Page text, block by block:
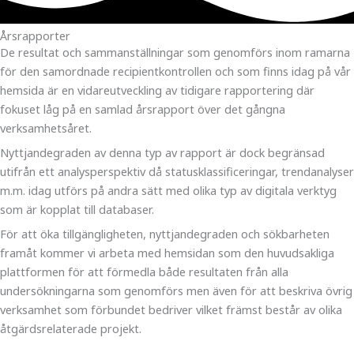
Årsrapporter
De resultat och sammanställningar som genomförs inom ramarna
för den samordnade recipientkontrollen och som finns idag på vår
hemsida är en vidareutveckling av tidigare rapportering där
fokuset låg på en samlad årsrapport över det gångna
verksamhetsåret.
Nyttjandegraden av denna typ av rapport är dock begränsad
utifrån ett analysperspektiv då statusklassificeringar, trendanalyser
m.m. idag utförs på andra sätt med olika typ av digitala verktyg
som är kopplat till databaser.
För att öka tillgängligheten, nyttjandegraden och sökbarheten
framåt kommer vi arbeta med hemsidan som den huvudsakliga
plattformen för att förmedla både resultaten från alla
undersökningarna som genomförs men även för att beskriva övrig
verksamhet som förbundet bedriver vilket främst består av olika
åtgärdsrelaterade projekt.